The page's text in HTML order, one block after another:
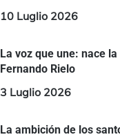
10 Luglio 2026
La voz que une: nace la
Fernando Rielo
3 Luglio 2026
La ambición de los